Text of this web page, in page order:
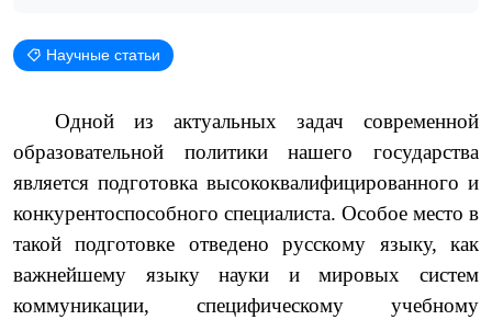
Научные статьи
Одной из актуальных задач современной
образовательной политики нашего государства
является подготовка высококвалифицированного и
конкурентоспособного специалиста. Особое место в
такой подготовке отведено русскому языку, как
важнейшему языку науки и мировых систем
коммуникации, специфическому учебному